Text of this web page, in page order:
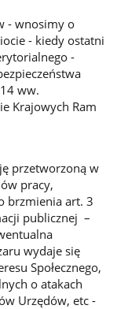
- wnosimy o
- kiedy ostatni
-
ww.
Krajowych Ram
przetworzoną w
pracy,
brzmienia art. 3
publicznej –
wydaje się
Społecznego,
o atakach
Urzędów, etc -